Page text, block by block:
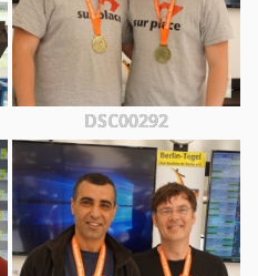
DSC00292